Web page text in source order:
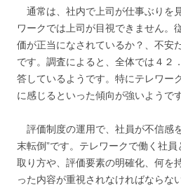
通常は、社内で上司が仕事ぶりを
ワークでは上司が目視できません。
価が正当になされているか？、不安
です。調査によると、全体では４２
答しているようです。特にテレワー
に感じるといった傾向が強いようです
評価制度の運用で、社員が不信感
末転倒”です。テレワークで働く社
取り方や、評価要素の明確化、何を
った内容が重視されなければならな